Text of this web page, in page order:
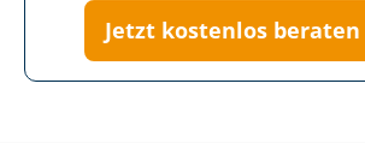
Jetzt kostenlos beraten